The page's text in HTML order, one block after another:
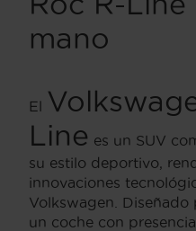
mano
El
Line es un SUV
su estilo deportivo,
innovaciones
Volkswagen. Diseñado
un coche con